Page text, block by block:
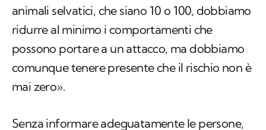
animali selvatici, che siano 10 o 100, dobbiamo
ridurre al minimo i comportamenti che
possono portare a un attacco, ma dobbiamo
comunque tenere presente che il rischio non è
mai zero».
Senza informare adeguatamente le persone,